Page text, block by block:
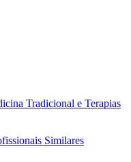
Tradicional e Terapias
Similares